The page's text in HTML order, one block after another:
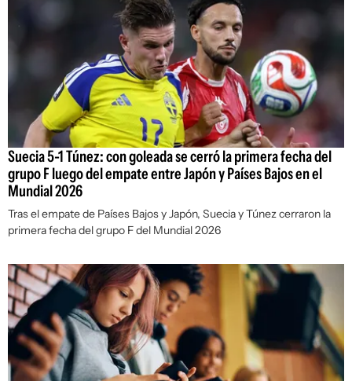
Suecia 5-1 Túnez: con goleada se cerró la primera fecha del
grupo F luego del empate entre Japón y Países Bajos en el
Mundial 2026
Tras el empate de Países Bajos y Japón, Suecia y Túnez cerraron la
primera fecha del grupo F del Mundial 2026